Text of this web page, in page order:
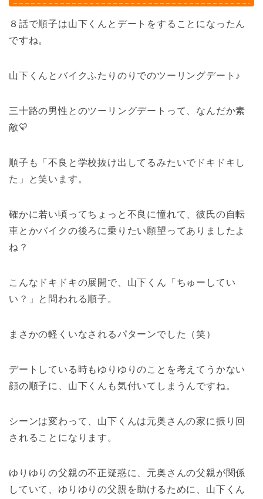
８話で順子は山下くんとデートをすることになったん
ですね。
山下くんとバイクふたりのりでのツーリングデート♪
三十路の男性とのツーリングデートって、なんだか素
敵💛
順子も「不良と学校抜け出してるみたいでドキドキし
た」と笑います。
確かに若い頃ってちょっと不良に憧れて、彼氏の自転
車とかバイクの後ろに乗りたい願望ってありましたよ
ね？
こんなドキドキの展開で、山下くん「ちゅーしてい
い？」と問われる順子。
まさかの軽くいなされるパターンでした（笑）
デートしている時もゆりゆりのことを考えてうかない
顔の順子に、山下くんも気付いてしまうんですね。
シーンは変わって、山下くんは元奥さんの家に振り回
されることになります。
ゆりゆりの父親の不正疑惑に、元奥さんの父親が関係
していて、ゆりゆりの父親を助けるために、山下くん